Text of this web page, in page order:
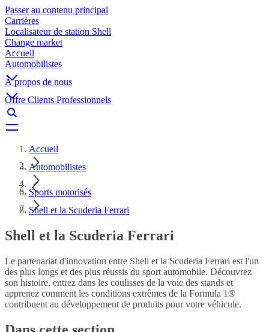
Passer au contenu principal
Carrières
Localisateur de station Shell
Change market
Accueil
Automobilistes
À propos de nous
Offre Clients Professionnels
Accueil
Automobilistes
Sports motorisés
Shell et la Scuderia Ferrari
Shell et la Scuderia Ferrari
Le partenariat d'innovation entre Shell et la Scuderia Ferrari est l'un
des plus longs et des plus réussis du sport automobile. Découvrez
son histoire, entrez dans les coulisses de la voie des stands et
apprenez comment les conditions extrêmes de la Formula 1®
contribuent au développement de produits pour votre véhicule.